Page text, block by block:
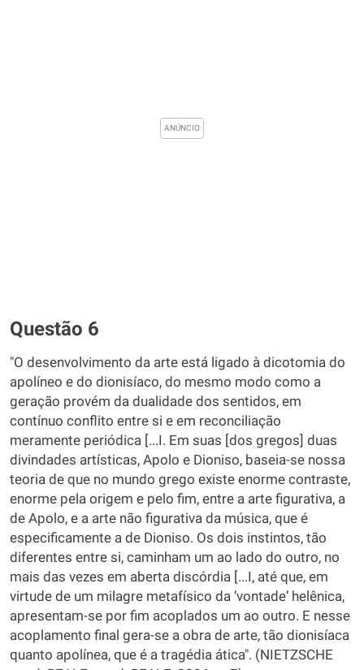
Questão 6
"O desenvolvimento da arte está ligado à dicotomia do
apolíneo e do dionisíaco, do mesmo modo como a
geração provém da dualidade dos sentidos, em
contínuo conflito entre si e em reconciliação
meramente periódica [...I. Em suas [dos gregos] duas
divindades artísticas, Apolo e Dioniso, baseia-se nossa
teoria de que no mundo grego existe enorme contraste,
enorme pela origem e pelo fim, entre a arte figurativa, a
de Apolo, e a arte não figurativa da música, que é
especificamente a de Dioniso. Os dois instintos, tão
diferentes entre si, caminham um ao lado do outro, no
mais das vezes em aberta discórdia [...I, até que, em
virtude de um milagre metafísico da ʼvontadeʼ helênica,
apresentam-se por fim acoplados um ao outro. E nesse
acoplamento final gera-se a obra de arte, tão dionisíaca
quanto apolínea, que é a tragédia ática". (NIETZSCHE